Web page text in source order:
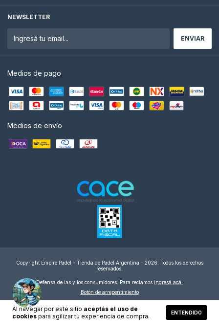
Al navegar por este sitio aceptás el uso de
cookies para agilizar tu experiencia de compra. ENTENDIDO
NEWSLETTER
Medios de pago
Medios de envío
Copyright Empire Padel - Tienda de Padel Argentina - 2026. Todos los derechos
reservados.
Defensa de las y los consumidores. Para reclamos ingresá acá.
Botón de arrepentimiento